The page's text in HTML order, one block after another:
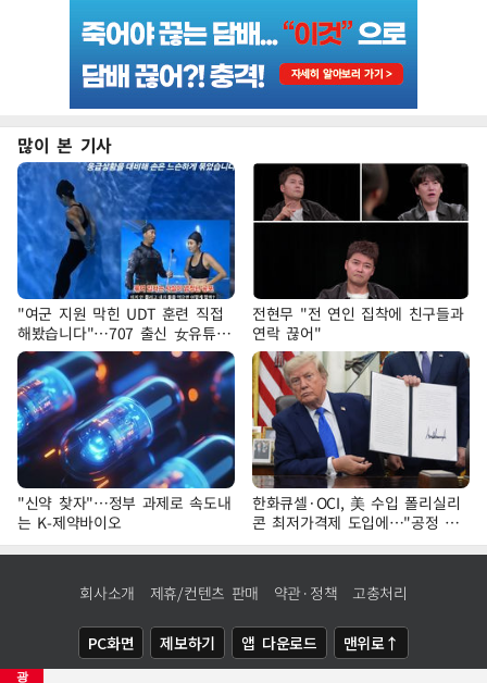
광
많이 본 기사
"여군 지원 막힌 UDT 훈련 직접
해봤습니다"…707 출신 女유튜버
'완벽 소화'
전현무 "전 연인 집착에 친구들과
연락 끊어"
"신약 찾자"…정부 과제로 속도내
는 K-제약바이오
한화큐셀·OCI, 美 수입 폴리실리
콘 최저가격제 도입에…"공정 경
쟁·수익성 개선 환영"
회사소개 제휴/컨텐츠 판매 약관·정책 고충처리
PC화면 제보하기 앱 다운로드 맨위로↑